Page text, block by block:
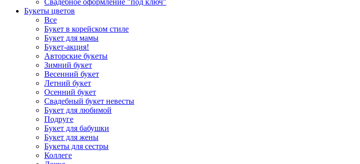
Свадебное оформление "под ключ"
Букеты цветов
Все
Букет в корейском стиле
Букет для мамы
Букет-акция!
Авторские букеты
Зимний букет
Весенний букет
Летний букет
Осенний букет
Свадебный букет невесты
Букет для любимой
Подруге
Букет для бабушки
Букет для жены
Букеты для сестры
Коллеге